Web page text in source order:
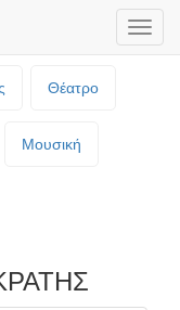
Θέατρο
Μουσική